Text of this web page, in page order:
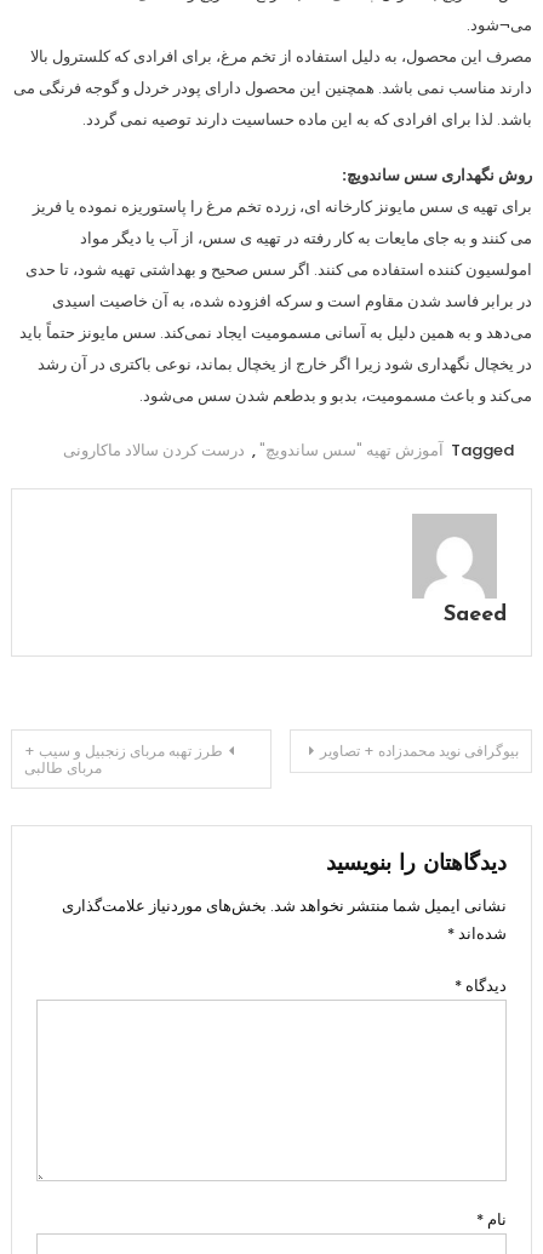
می¬شود.
مصرف این محصول، به دلیل استفاده از تخم مرغ، برای افرادی که کلسترول بالا
دارند مناسب نمی باشد. همچنین این محصول دارای پودر خردل و گوجه فرنگی می
باشد. لذا برای افرادی که به این ماده حساسیت دارند توصیه نمی گردد.
روش نگهداری سس ساندويچ:
برای تهیه ی سس مایونز کارخانه ای، زرده تخم مرغ را پاستوریزه نموده یا فریز
می کنند و به جای مایعات به کار رفته در تهیه ی سس، از آب یا دیگر مواد
امولسیون کننده استفاده می کنند. اگر سس صحیح و بهداشتی تهیه شود، تا حدی
در برابر فاسد شدن مقاوم است و سرکه افزوده شده، به آن خاصیت اسیدی
می‌دهد و به همین دلیل به آسانی مسمومیت ایجاد نمی‌کند. سس مایونز حتماً باید
در یخچال نگهداری شود زیرا اگر خارج از یخچال بماند، نوعی باکتری در آن رشد
می‌کند و باعث مسمومیت، بدبو و بدطعم شدن سس می‌شود.
Tagged آموزش تهیه "سس ساندویچ" , درست کردن سالاد ماکارونی
Saeed
راهبری
طرز تهبه مربای زنجبیل و سیب +
مربای طالبی
بیوگرافی نوید محمدزاده + تصاویر
دیدگاهتان را بنویسید
نشانی ایمیل شما منتشر نخواهد شد. بخش‌های موردنیاز علامت‌گذاری
شده‌اند*
دیدگاه *
نام *